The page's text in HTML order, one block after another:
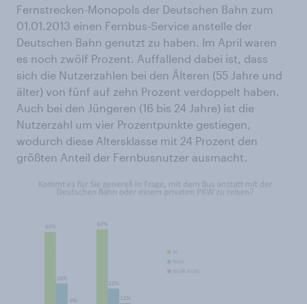
Fernstrecken-Monopols der Deutschen Bahn zum
01.01.2013 einen Fernbus-Service anstelle der
Deutschen Bahn genutzt zu haben. Im April waren
es noch zwölf Prozent. Auffallend dabei ist, dass
sich die Nutzerzahlen bei den Älteren (55 Jahre und
älter) von fünf auf zehn Prozent verdoppelt haben.
Auch bei den Jüngeren (16 bis 24 Jahre) ist die
Nutzerzahl um vier Prozentpunkte gestiegen,
wodurch diese Altersklasse mit 24 Prozent den
größten Anteil der Fernbusnutzer ausmacht.